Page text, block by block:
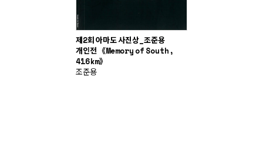
제2회 아마도 사진상_조준용
개인전 《Memory of South,
416km》
조준용